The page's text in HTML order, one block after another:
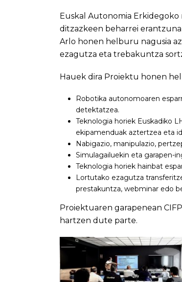
Euskal Autonomia
ditzazkeen beharrei erantzuna
Arlo honen helburu nagusia
ezagutza eta trebakuntza
Hauek dira Proiektu honen
Robotika autonomoaren
detektatzea.
Teknologia horiek Euskadiko
ekipamenduak aztertzea eta
Nabigazio, manipulazio,
Simulagailuekin eta garapen-
Teknologia horiek hainbat
Lortutako ezagutza
prestakuntza, webminar edo
Proiektuaren garapenean
hartzen dute parte.